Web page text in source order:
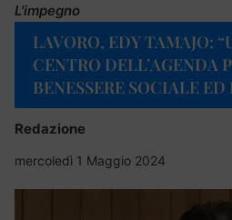
L'impegno
LAVORO, EDY TAMAJO:
CENTRO DELL’AGENDA
BENESSERE SOCIALE
Redazione
mercoledì 1 Maggio 2024